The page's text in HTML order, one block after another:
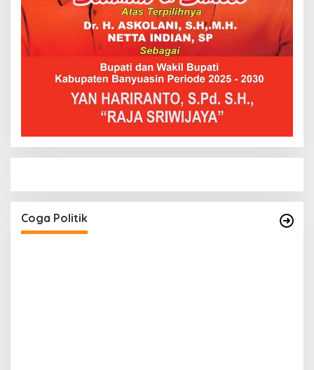
Coga Politik
Masyarakat Saat Gelar Reses Tahap II Di
Kelurahan Tanjung Indah
Di Coga Politik